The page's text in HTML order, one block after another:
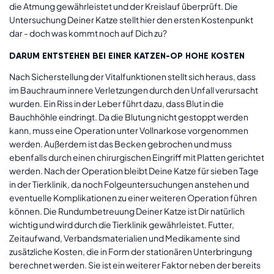
Zahnfehlstellungen kommt es auch zu Gebiss-
Fehlstellungen, Verletzungen und Entzündungen.
Entzündungen entstehen beispielsweise über
den Kieferknochen eindringen können.
Radius Curvus: Mit diesem Krankheitsbild wird eine
Wachstumsstörung des Unterarms beschrieben.
Beide Unterarmknochen, Radius (Speiche) und Ulna
(Elle), sind auf ein paralleles Wachstum angewiesen,
da es ansonsten zu einer Achsenabweichung kommt.
Ursachen für die Fehlstellung können z. B. die
Genetik, eine Infektion, Fehlbelastungen oder
Fütterungsfehler sein. Sie äußert sich in einem
auffälligen Gang, sowie Druckempfindlichkeit im
Ellbogen und führt zu starken Schmerzen.
Nabelbruch: Ein Nabelbruch ist bezeichnet einen
Durchbruch in der Bauchwand. Meist entsteht dieser
bei der Geburt, wenn die Katzenmutter die
Nabelschnur der Neugeborenen abbeißt. Wächst die
entstandene Lücke anschließend nicht zu, kann es bei
die Atmung gewährleistet und der Kreislauf überprüft. Die
Untersuchung Deiner Katze stellt hier den ersten Kostenpunkt
dar - doch was kommt noch auf Dich zu?
DARUM ENTSTEHEN BEI EINER KATZEN-OP HOHE KOSTEN
Nach Sicherstellung der Vitalfunktionen stellt sich heraus, dass
im Bauchraum innere Verletzungen durch den Unfall verursacht
wurden. Ein Riss in der Leber führt dazu, dass Blut in die
Bauchhöhle eindringt. Da die Blutung nicht gestoppt werden
kann, muss eine Operation unter Vollnarkose vorgenommen
werden. Außerdem ist das Becken gebrochen und muss
ebenfalls durch einen chirurgischen Eingriff mit Platten gerichtet
werden. Nach der Operation bleibt Deine Katze für sieben Tage
in der Tierklinik, da noch Folgeuntersuchungen anstehen und
eventuelle Komplikationen zu einer weiteren Operation führen
können. Die Rundumbetreuung Deiner Katze ist Dir natürlich
wichtig und wird durch die Tierklinik gewährleistet. Futter,
Zeitaufwand, Verbandsmaterialien und Medikamente sind
zusätzliche Kosten, die in Form der stationären Unterbringung
berechnet werden. Sie ist ein weiterer Faktor neben der bereits